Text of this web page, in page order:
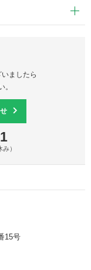
ましたら
。
）
15号